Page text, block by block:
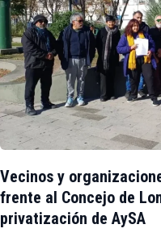
Vecinos y
frente al Concejo de
privatización de AySA